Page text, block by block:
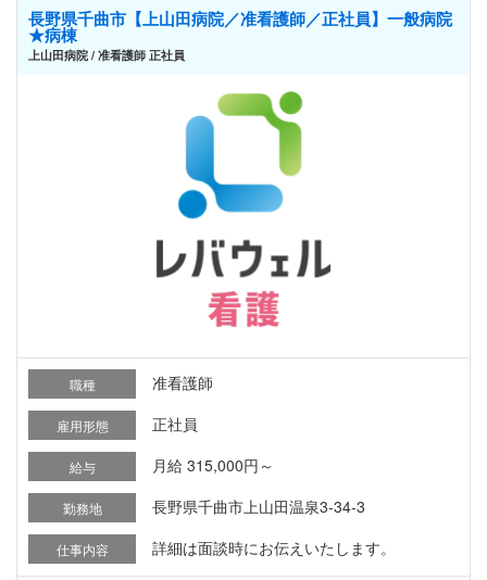
長野県千曲市【上山田病院／准看護師／正社員】一般病院
★病棟
上山田病院 / 准看護師 正社員
職種 准看護師
雇用形態 正社員
給与 月給 315,000円～
勤務地 長野県千曲市上山田温泉3-34-3
仕事内容 詳細は面談時にお伝えいたします。